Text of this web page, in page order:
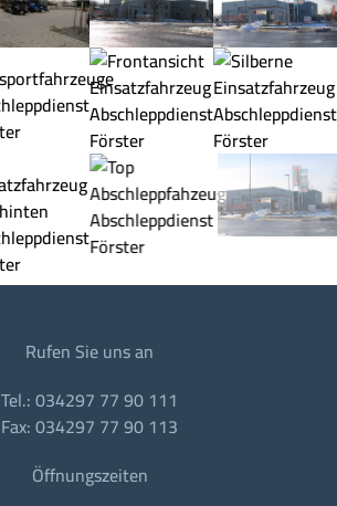
Rufen Sie uns an
Tel.: 034297 77 90 111
Fax: 034297 77 90 113
Öffnungszeiten